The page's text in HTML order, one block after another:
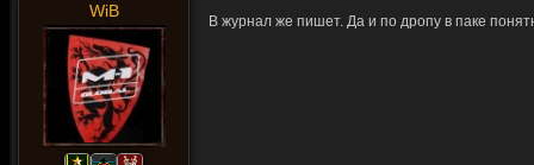
WiB
В журнал же пишет. Да и по дропу в паке